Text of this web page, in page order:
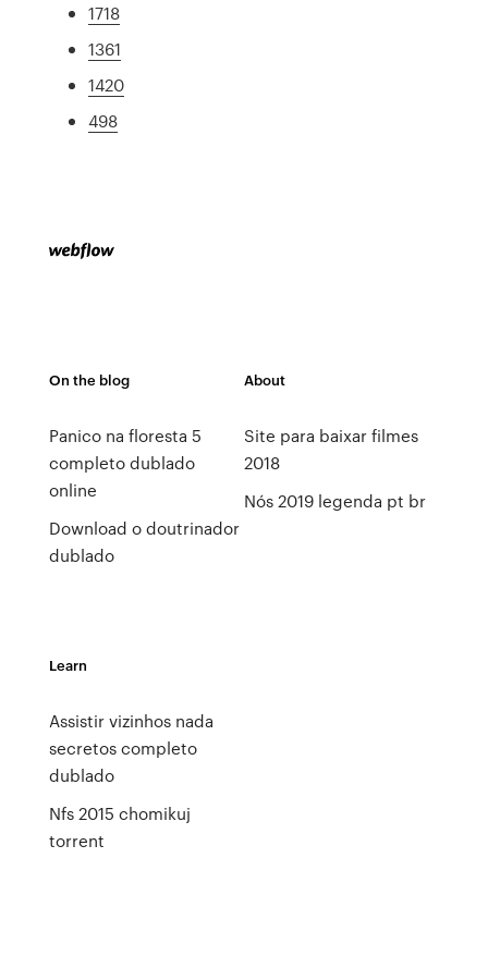
1718
1361
1420
498
On the blog
Panico na floresta 5
completo dublado
online
Download o doutrinador
dublado
About
Site para baixar filmes
2018
Nós 2019 legenda pt br
Learn
Assistir vizinhos nada
secretos completo
dublado
Nfs 2015 chomikuj
torrent